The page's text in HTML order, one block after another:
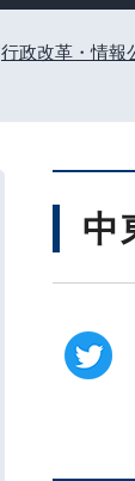
行政改革・情報
中